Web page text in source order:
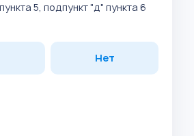
5, подпункт "д" пункта 6
Нет